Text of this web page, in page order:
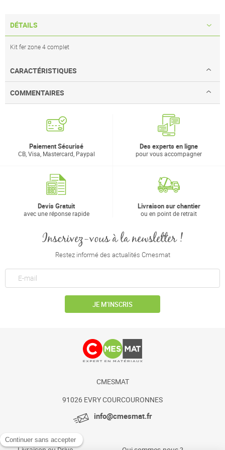
DÉTAILS
Kit fer zone 4 complet
CARACTÉRISTIQUES
COMMENTAIRES
Paiement Sécurisé
CB, Visa, Mastercard, Paypal
Des experts en ligne
pour vous accompagner
Devis Gratuit
avec une réponse rapide
Livraison sur chantier
ou en point de retrait
Inscrivez-vous à la newsletter !
Restez informé des actualités Cmesmat
JE M’INSCRIS
CMESMAT
91026 EVRY COURCOURONNES
info@cmesmat.fr